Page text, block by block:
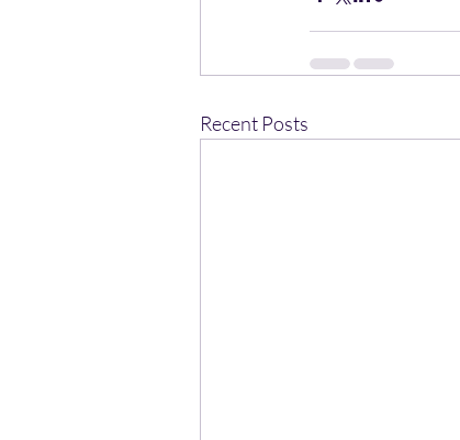
Recent Posts